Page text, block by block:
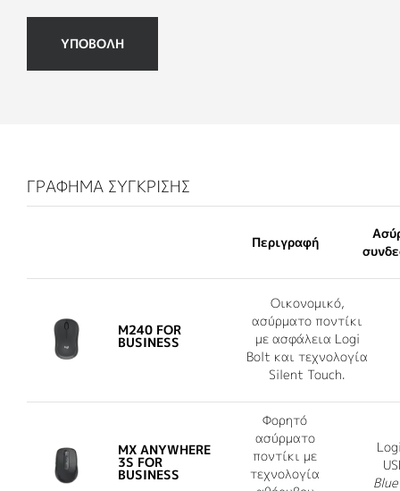
ΥΠΟΒΟΛΗ
ΓΡΆΦΗΜΑ ΣΎΓΚΡΙΣΗΣ
Περιγραφή
M240 FOR
BUSINESS
Οικονομικό,
ασύρματο ποντίκι
με ασφάλεια Logi
Bolt και τεχνολογία
Silent Touch.
MX ANYWHERE
3S FOR
BUSINESS
Φορητό
ασύρματο
ποντίκι με
τεχνολογία